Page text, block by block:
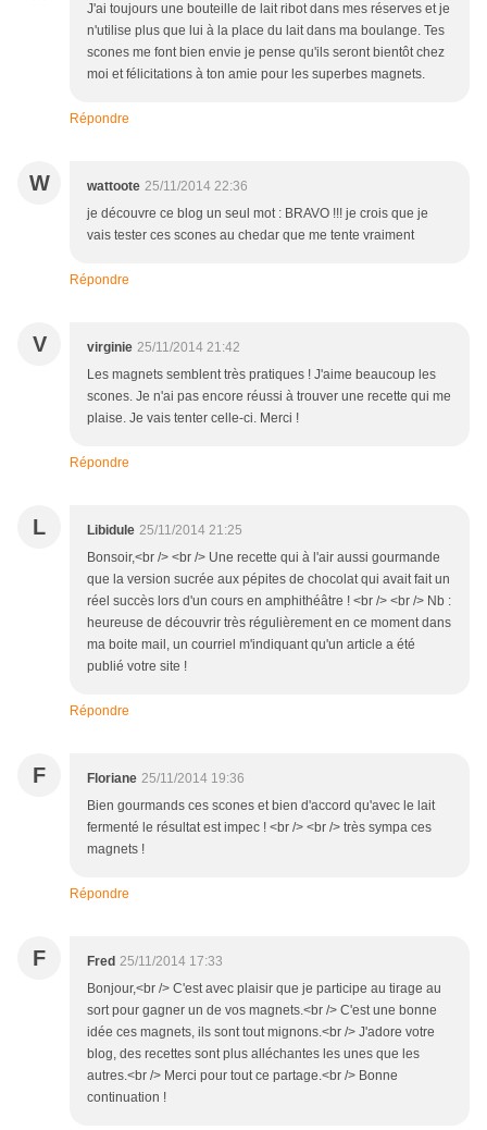
J'ai toujours une bouteille de lait ribot dans mes réserves et je
n'utilise plus que lui à la place du lait dans ma boulange. Tes
scones me font bien envie je pense qu'ils seront bientôt chez
moi et félicitations à ton amie pour les superbes magnets.
Répondre
W wattoote 25/11/2014 22:36
je découvre ce blog un seul mot : BRAVO !!! je crois que je
vais tester ces scones au chedar que me tente vraiment
Répondre
V virginie 25/11/2014 21:42
Les magnets semblent très pratiques ! J'aime beaucoup les
scones. Je n'ai pas encore réussi à trouver une recette qui me
plaise. Je vais tenter celle-ci. Merci !
Répondre
L Libidule 25/11/2014 21:25
Bonsoir,<br /> <br /> Une recette qui à l'air aussi gourmande
que la version sucrée aux pépites de chocolat qui avait fait un
réel succès lors d'un cours en amphithéâtre ! <br /> <br /> Nb :
heureuse de découvrir très régulièrement en ce moment dans
ma boite mail, un courriel m'indiquant qu'un article a été
publié votre site !
Répondre
F Floriane 25/11/2014 19:36
Bien gourmands ces scones et bien d'accord qu'avec le lait
fermenté le résultat est impec ! <br /> <br /> très sympa ces
magnets !
Répondre
F Fred 25/11/2014 17:33
Bonjour,<br /> C'est avec plaisir que je participe au tirage au
sort pour gagner un de vos magnets.<br /> C'est une bonne
idée ces magnets, ils sont tout mignons.<br /> J'adore votre
blog, des recettes sont plus alléchantes les unes que les
autres.<br /> Merci pour tout ce partage.<br /> Bonne
continuation !